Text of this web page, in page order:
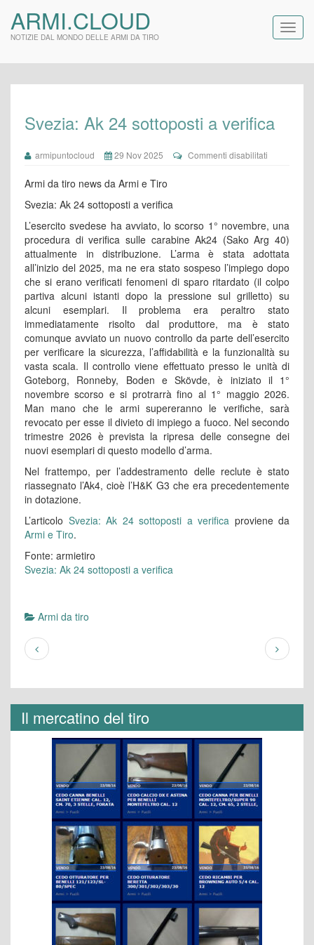
ARMI.CLOUD
NOTIZIE DAL MONDO DELLE ARMI DA TIRO
Svezia: Ak 24 sottoposti a verifica
armipuntocloud 29 Nov 2025 Commenti disabilitati
verifica
Armi da tiro news da Armi e Tiro
Svezia: Ak 24 sottoposti a verifica
L’esercito svedese ha avviato, lo scorso 1° novembre, una
procedura di verifica sulle carabine Ak24 (Sako Arg 40)
attualmente in distribuzione. L’arma è stata adottata
all’inizio del 2025, ma ne era stato sospeso l’impiego dopo
che si erano verificati fenomeni di sparo ritardato (il colpo
partiva alcuni istanti dopo la pressione sul grilletto) su
alcuni esemplari. Il problema era peraltro stato
immediatamente risolto dal produttore, ma è stato
comunque avviato un nuovo controllo da parte dell’esercito
per verificare la sicurezza, l’affidabilità e la funzionalità su
vasta scala. Il controllo viene effettuato presso le unità di
Goteborg, Ronneby, Boden e Skövde, è iniziato il 1°
novembre scorso e si protrarrà fino al 1° maggio 2026.
Man mano che le armi supereranno le verifiche, sarà
revocato per esse il divieto di impiego a fuoco. Nel secondo
trimestre 2026 è prevista la ripresa delle consegne dei
nuovi esemplari di questo modello d’arma.
Nel frattempo, per l’addestramento delle reclute è stato
riassegnato l’Ak4, cioè l’H&K G3 che era precedentemente
in dotazione.
L’articolo Svezia: Ak 24 sottoposti a verifica proviene da
Armi e Tiro.
Fonte: armietiro
Svezia: Ak 24 sottoposti a verifica
Armi da tiro
Il mercatino del tiro